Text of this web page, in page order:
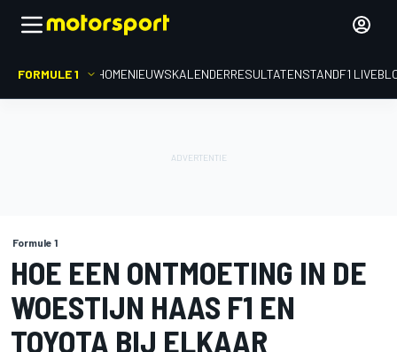
FORMULE 1 HOMENIEUWSKALENDERRESULTATENSTANDF1
Formule 1
HOE EEN ONTMOETING IN DE
WOESTIJN HAAS F1 EN
TOYOTA BIJ ELKAAR